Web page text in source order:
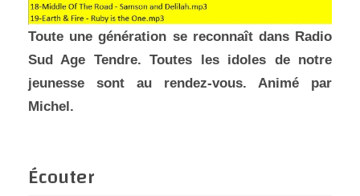
Toute une génération se reconnaît dans Radio
Sud Age Tendre. Toutes les idoles de notre
jeunesse sont au rendez-vous. Animé par
Michel.
Écouter